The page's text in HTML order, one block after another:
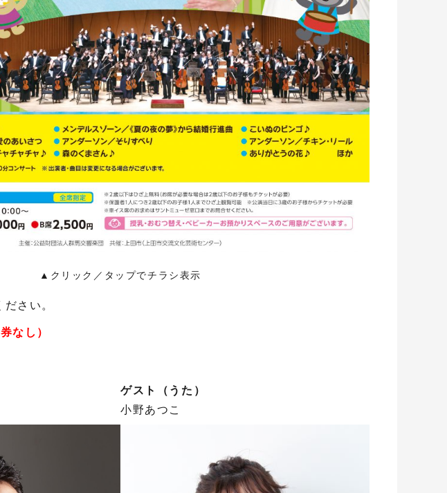
▲クリック／タップでチラシ表示
さい。
なし）
ゲスト（うた）
小野あつこ